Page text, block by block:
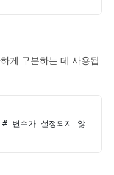
게 구분하는 데 사용됩
수가 설정되지 않